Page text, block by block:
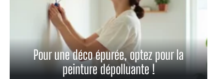
Pour une déco épurée, optez pour la
peinture dépolluante !